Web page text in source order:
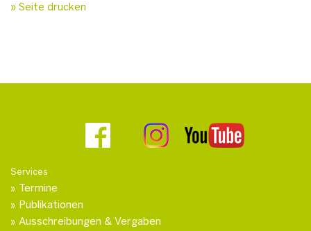
» Seite drucken
Services
Termine
Publikationen
Ausschreibungen & Vergaben